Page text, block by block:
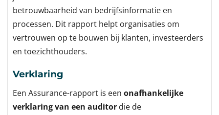
betrouwbaarheid van bedrijfsinformatie en
processen. Dit rapport helpt organisaties om
vertrouwen op te bouwen bij klanten, investeerders
en toezichthouders.
Verklaring
Een Assurance-rapport is een onafhankelijke
verklaring van een auditor die de